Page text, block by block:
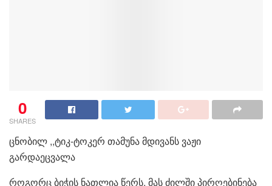
0
SHARES
ცნობილ ,,ტიკ-ტოკერ თამუნა მდივანს ვაჟი
გარდაეცვალა
როგორც ბიჭის ნათლია წერს, მას ძილში პირღებინება